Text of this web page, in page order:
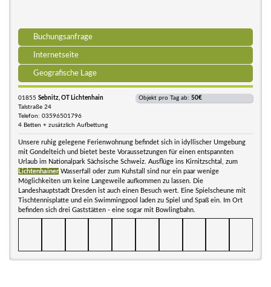
Buchungsanfrage
Internetseite
Geografische Lage
01855 Sebnitz, OT Lichtenhain
Talstraße 24
Telefon: 03596501796
4 Betten + zusätzlich Aufbettung
Objekt pro Tag ab: 50€
Unsere ruhig gelegene Ferienwohnung befindet sich in idyllischer Umgebung
mit Gondelteich und bietet beste Voraussetzungen für einen entspannten
Urlaub im Nationalpark Sächsische Schweiz. Ausflüge ins Kirnitzschtal, zum
Lichtenhainer Wasserfall oder zum Kuhstall sind nur ein paar wenige
Möglichkeiten um keine Langeweile aufkommen zu lassen. Die
Landeshauptstadt Dresden ist auch einen Besuch wert. Eine Spielscheune mit
Tischtennisplatte und ein Swimmingpool laden zu Spiel und Spaß ein. Im Ort
befinden sich drei Gaststätten - eine sogar mit Bowlingbahn.